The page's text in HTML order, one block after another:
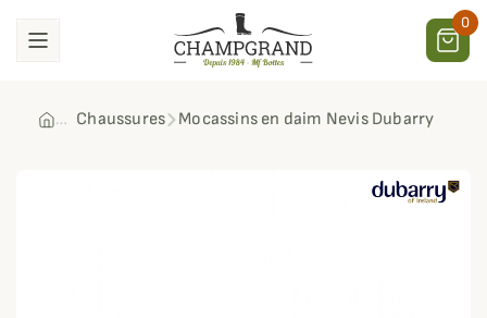
0
Chaussures Mocassins en daim Nevis Dubarry